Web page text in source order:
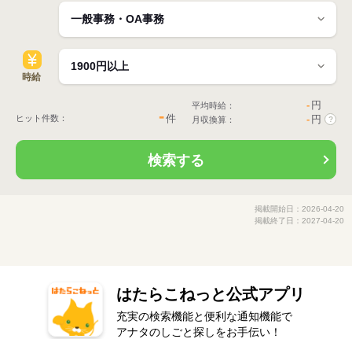
時給
ヒット件数： -件
平均時給： - 円
月収換算： - 円 ?
検索する
掲載開始日：2026-04-20
掲載終了日：2027-04-20
はたらこねっと公式アプリ
充実の検索機能と便利な通知機能で
アナタのしごと探しをお手伝い！